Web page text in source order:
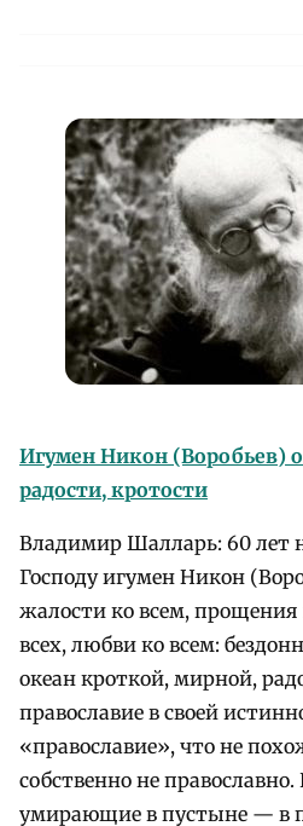
Игумен Никон (Воробьев)
радости, кротости
Владимир Шалларь: 60 лет
Господу игумен Никон
жалости ко всем, прощения
всех, любви ко всем:
океан кроткой, мирной,
православие в своей
«православие», что не
собственно не
умирающие в пустыне — в